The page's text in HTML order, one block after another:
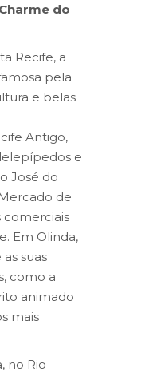
do
Recife, a
pela
e belas
Antigo,
e
José do
de
comerciais
Em Olinda,
suas
como a
animado
mais
no Rio